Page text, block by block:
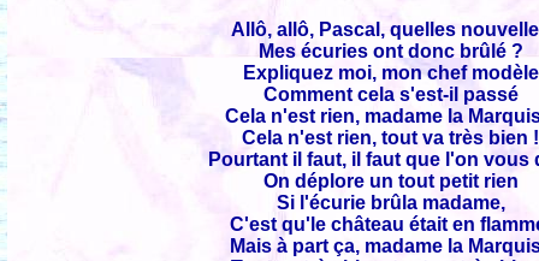
Allô, allô, Pascal, quelles
Mes écuries ont donc brûlé ?
Expliquez moi, mon chef modèle
Comment cela s'est-il passé
Cela n'est rien, madame la
Cela n'est rien, tout va très bien !
Pourtant il faut, il faut que l'on vous
On déplore un tout petit rien
Si l'écurie brûla madame,
C'est qu'le château était en
Mais à part ça, madame la